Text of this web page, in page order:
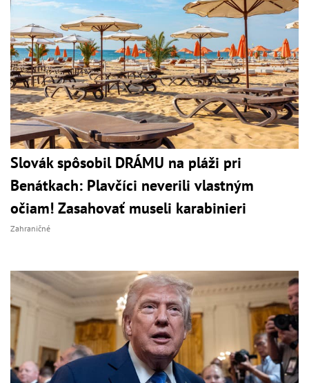
Slovák spôsobil DRÁMU na pláži pri
Benátkach: Plavčíci neverili vlastným
očiam! Zasahovať museli karabinieri
Zahraničné